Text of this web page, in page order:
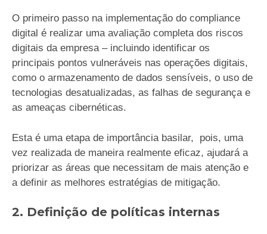
O primeiro passo na implementação do compliance
digital é realizar uma avaliação completa dos riscos
digitais da empresa – incluindo identificar os
principais pontos vulneráveis nas operações digitais,
como o armazenamento de dados sensíveis, o uso de
tecnologias desatualizadas, as falhas de segurança e
as ameaças cibernéticas.
Esta é uma etapa de importância basilar, pois, uma
vez realizada de maneira realmente eficaz, ajudará a
priorizar as áreas que necessitam de mais atenção e
a definir as melhores estratégias de mitigação.
2. Definição de políticas internas